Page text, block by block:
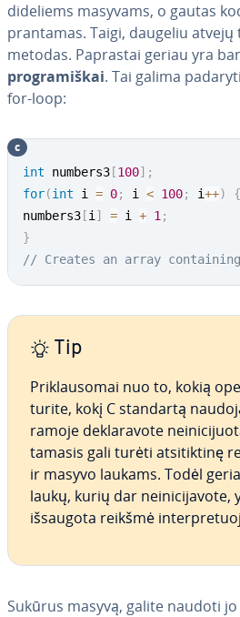
dideliems masyvams, o gautas
pran­ta­mas. Taigi, daugeliu atvejų
metodas. Paprastai geriau yra
prog­ra­miš­kai. Tai galima
for-loop:
int numbers3 [100] ;
for(int i = 0; i < 100; i++)
{
numbers3 [i ] = i + 1 ;
}
// Creates an array
c
Tip
Pri­klau­so­mai nuo to, kokią
turite, kokį C standartą
ra­mo­je dekla­ra­vo­te
ta­ma­sis gali turėti at­si­tik­ti­nę
ir masyvo laukams. Todėl
laukų, kurių dar nei­ni­ci­ja­vo­te,
išsaugota reikšmė
Sukūrus masyvą, galite naudoti